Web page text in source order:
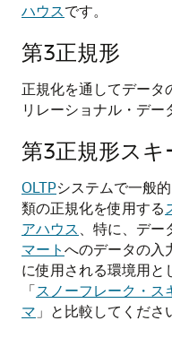
ハウスです。
第3正規形
正規化を通してデータ
リレーショナル・デー
第3正規形スキ
OLTPシステムで一般
類の正規化を使用する
アハウス 、特に、デ
マートへのデータの入
に使用される環境用と
「スノーフレーク・ス
マ 」と比較してくださ